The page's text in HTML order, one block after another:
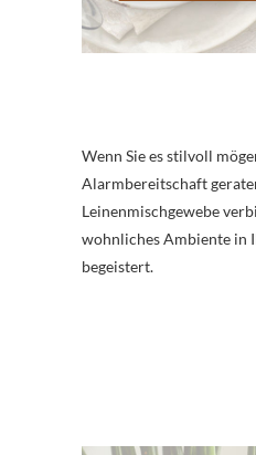
Wenn Sie es stilvoll
Alarmbereitschaft
Leinenmischgewebe
wohnliches Ambiente in
begeistert.